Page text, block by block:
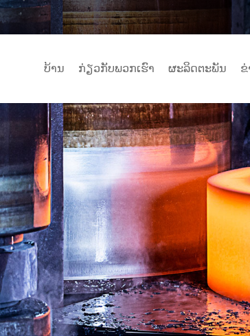
ບ້ານ ກ່ຽວ​ກັບ​ພວກ​ເຮົາ ຜະລິດຕະພັນ ຂ່